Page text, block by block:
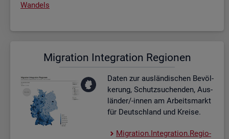
Wan­dels
Mi­gra­ti­on In­te­gra­ti­on Re­gio­nen
Daten zur aus­län­di­schen Be­völ­
ke­rung, Schutz­su­chen­den, Aus­
län­der/-innen am Ar­beits­markt
für Deutsch­land und Krei­se.
Mi­gra­ti­on.In­te­gra­ti­on.Re­gio­